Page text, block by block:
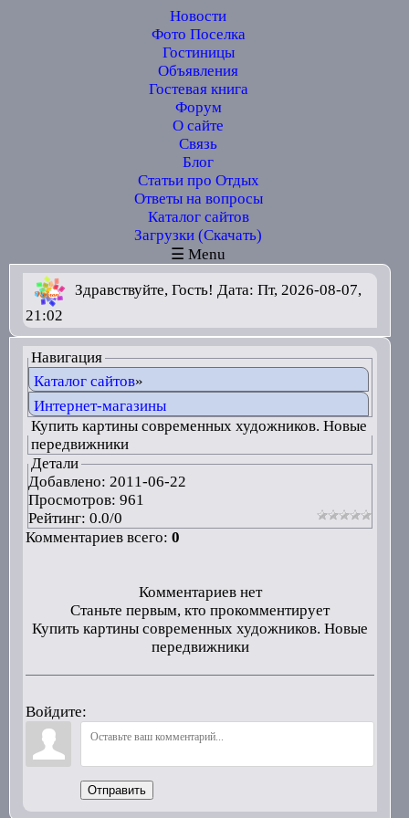
Новости
Фото Поселка
Гостиницы
Объявления
Гостевая книга
Форум
О сайте
Связь
Блог
Статьи про Отдых
Ответы на вопросы
Каталог сайтов
Загрузки (Скачать)
☰ Menu
Здравствуйте, Гость! Дата: Пт, 2026-08-07,
21:02
Навигация
Каталог сайтов»
Интернет-магазины
Купить картины современных художников. Новые
передвижники
Детали
Добавлено: 2011-06-22
Просмотров: 961
Рейтинг: 0.0/0
Комментариев всего: 0
Комментариев нет
Станьте первым, кто прокомментирует
Купить картины современных художников. Новые
передвижники
Войдите:
Отправить